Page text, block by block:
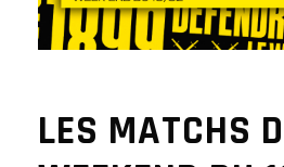
LES MATCHS